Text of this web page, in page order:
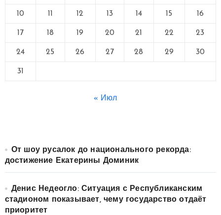
10 11 12 13 14 15 16
17 18 19 20 21 22 23
24 25 26 27 28 29 30
31
« Июл
От шоу русалок до национального рекорда:
достижение Екатерины Доминик
Денис Недеогло: Ситуация с Республиканским
стадионом показывает, чему государство отдаёт
приоритет